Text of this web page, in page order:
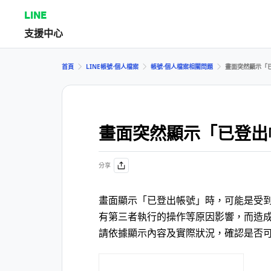
LINE
支援中心
首頁 LINE帳號⋅個人檔案 帳號⋅個人檔案相關問題 畫面突然顯示「
畫面突然顯示「已登
分享
畫面顯示「已登出帳號」時，可能是受
有第三者執行的操作等原因影響，而造
請依據顯示內容及實際狀況，確認是否